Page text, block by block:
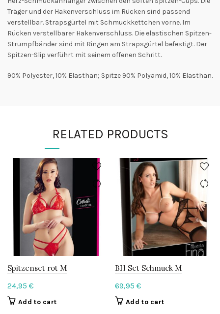
Träger und der Hakenverschluss im Rücken sind passend
verstellbar. Strapsgürtel mit Schmuckkettchen vorne. Im
Rücken verstellbarer Hakenverschluss. Die elastischen Spitzen-
Strumpfbänder sind mit Ringen am Strapsgürtel befestigt. Der
Spitzen-Slip verführt mit seinem offenen Schritt.
90% Polyester, 10% Elasthan; Spitze 90% Polyamid, 10% Elasthan.
RELATED PRODUCTS
Spitzenset rot M
24,95 €
Add to cart
BH Set Schmuck M
69,95 €
Add to cart